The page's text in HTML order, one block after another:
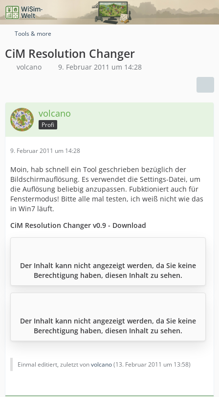
Tools & more
CiM Resolution Changer
volcano 9. Februar 2011 um 14:28
volcano
Profi
9. Februar 2011 um 14:28
Moin, hab schnell ein Tool geschrieben bezüglich der
Bildschirmauflösung. Es verwendet die Settings-Datei, um
die Auflösung beliebig anzupassen. Fubktioniert auch für
Fenstermodus! Bitte alle mal testen, ich weiß nicht wie das
in Win7 läuft.
CiM Resolution Changer v0.9 - Download
Der Inhalt kann nicht angezeigt werden, da Sie keine
Berechtigung haben, diesen Inhalt zu sehen.
Der Inhalt kann nicht angezeigt werden, da Sie keine
Berechtigung haben, diesen Inhalt zu sehen.
Einmal editiert, zuletzt vonvolcano(13. Februar 2011 um 13:58)